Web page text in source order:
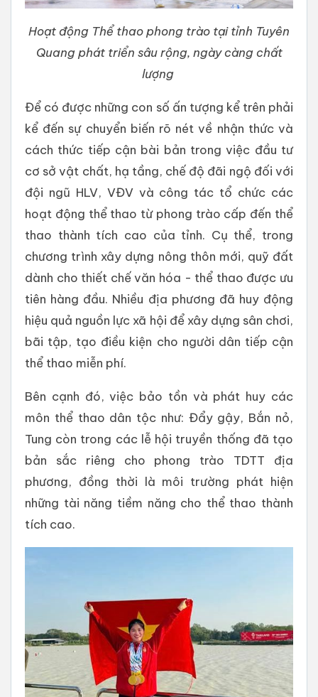
Hoạt động Thể thao phong trào tại tỉnh Tuyên
Quang phát triển sâu rộng, ngày càng chất
lượng
Để có được những con số ấn tượng kể trên phải
kể đến sự chuyển biến rõ nét về nhận thức và
cách thức tiếp cận bài bản trong việc đầu tư
cơ sở vật chất, hạ tầng, chế độ đãi ngộ đối với
đội ngũ HLV, VĐV và công tác tổ chức các
hoạt động thể thao từ phong trào cấp đến thể
thao thành tích cao của tỉnh. Cụ thể, trong
chương trình xây dựng nông thôn mới, quỹ đất
dành cho thiết chế văn hóa - thể thao được ưu
tiên hàng đầu. Nhiều địa phương đã huy động
hiệu quả nguồn lực xã hội để xây dựng sân chơi,
bãi tập, tạo điều kiện cho người dân tiếp cận
thể thao miễn phí.
Bên cạnh đó, việc bảo tồn và phát huy các
môn thể thao dân tộc như: Đẩy gậy, Bắn nỏ,
Tung còn trong các lễ hội truyền thống đã tạo
bản sắc riêng cho phong trào TDTT địa
phương, đồng thời là môi trường phát hiện
những tài năng tiềm năng cho thể thao thành
tích cao.